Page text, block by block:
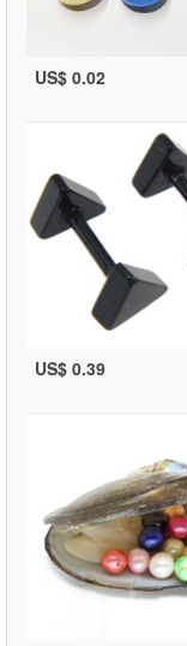
US$ 0.02
US$ 0.39